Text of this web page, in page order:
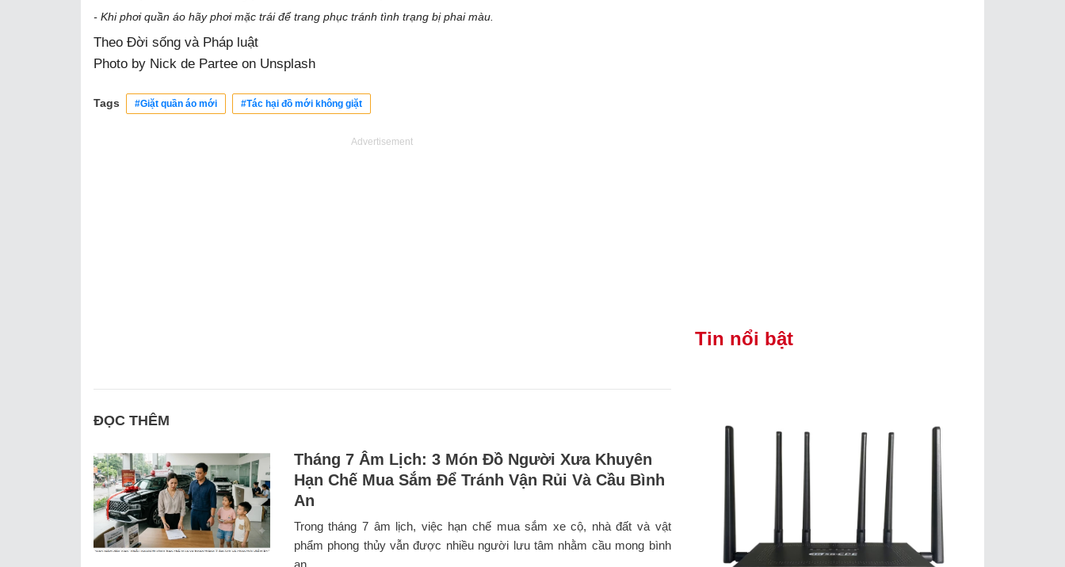
- Khi phơi quần áo hãy phơi mặc trái để trang phục tránh tình trạng bị phai màu.
Theo Đời sống và Pháp luật
Photo by Nick de Partee on Unsplash
Tags #Giặt quần áo mới #Tác hại đồ mới không giặt
Advertisement
ĐỌC THÊM
Tháng 7 Âm Lịch: 3 Món Đồ Người Xưa Khuyên
Hạn Chế Mua Sắm Để Tránh Vận Rủi Và Cầu Bình
An
Trong tháng 7 âm lịch, việc hạn chế mua sắm xe cộ, nhà đất và vật
phẩm phong thủy vẫn được nhiều người lưu tâm nhằm cầu mong bình
an. ...
Tin nổi bật